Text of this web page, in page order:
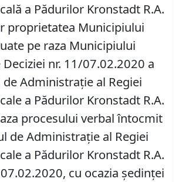
a Pădurilor Kronstadt R.A.
proprietatea Municipiului
pe raza Municipiului
Deciziei nr. 11/07.02.2020 a
Administraţie al Regiei
a Pădurilor Kronstadt R.A.
procesului verbal întocmit
de Administraţie al Regiei
a Pădurilor Kronstadt R.A.
cu ocazia şedinţei